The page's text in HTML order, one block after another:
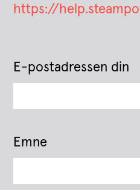
https://
E-postadressen din
Emne